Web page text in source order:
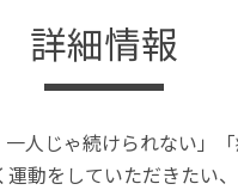
詳細情報
人じゃ続けられない」
動をしていただきたい